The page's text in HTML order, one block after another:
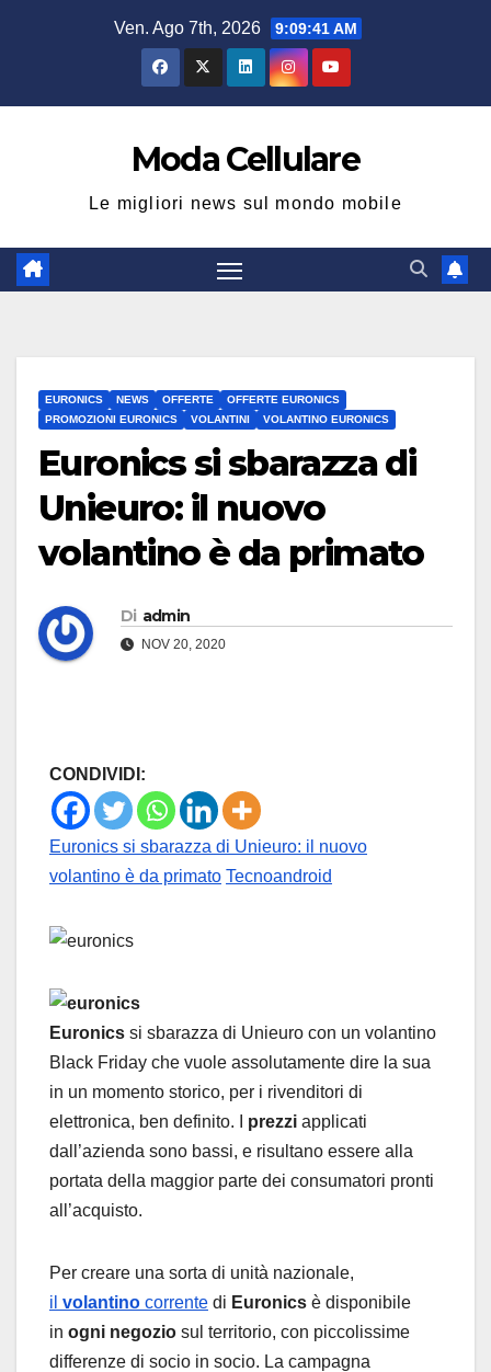
Ven. Ago 7th, 2026 9:09:41 AM
Moda Cellulare
Le migliori news sul mondo mobile
EURONICS NEWS OFFERTE
OFFERTE EURONICS
PROMOZIONI EURONICS
VOLANTINI VOLANTINO EURONICS
Euronics si sbarazza di
Unieuro: il nuovo
volantino è da primato
Di admin
NOV 20, 2020
CONDIVIDI:
Euronics si sbarazza di Unieuro: il nuovo
volantino è da primato Tecnoandroid
Euronics si sbarazza di Unieuro con un volantino
Black Friday che vuole assolutamente dire la sua
in un momento storico, per i rivenditori di
elettronica, ben definito. I prezzi applicati
dall’azienda sono bassi, e risultano essere alla
portata della maggior parte dei consumatori pronti
all’acquisto.
Per creare una sorta di unità nazionale,
il volantino corrente di Euronics è disponibile
in ogni negozio sul territorio, con piccolissime
differenze di socio in socio. La campagna